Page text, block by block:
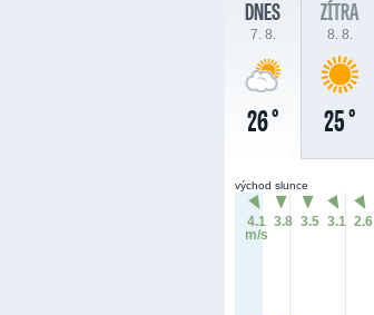
DNES
7. 8.
26 °
ZÍTRA
8. 8.
25 °
východ slunce
4.1
m/s
3.8 3.5 3.1 2.6